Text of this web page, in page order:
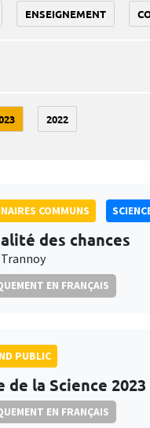
ENSEIGNEMENT
2022
COMMUNS
des chances
EN FRANÇAIS
PUBLIC
de la Science 2023
EN FRANÇAIS